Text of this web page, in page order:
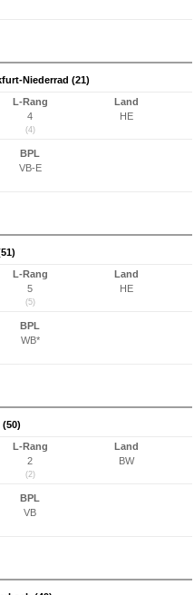
Niederrad (21)
L-Rang
4
(4)
Land
HE
BPL
VB-E
L-Rang
5
(5)
Land
HE
BPL
WB*
L-Rang
2
(2)
Land
BW
BPL
VB